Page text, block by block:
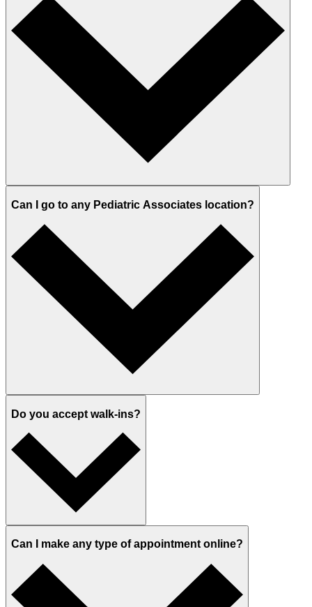
Can I go to any Pediatric Associates location?
Do you accept walk-ins?
Can I make any type of appointment online?